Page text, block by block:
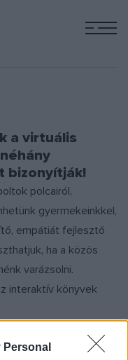
Personal
a virtuális
bizonyítják!
polcairól,
gyermekeinkkel,
empátiát fejlesztő
ha a közös
varázsolni.
interaktív könyvek